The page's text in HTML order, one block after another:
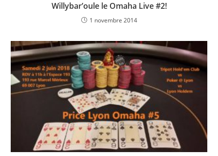
Willybar’oule le Omaha Live #2!
1 novembre 2014